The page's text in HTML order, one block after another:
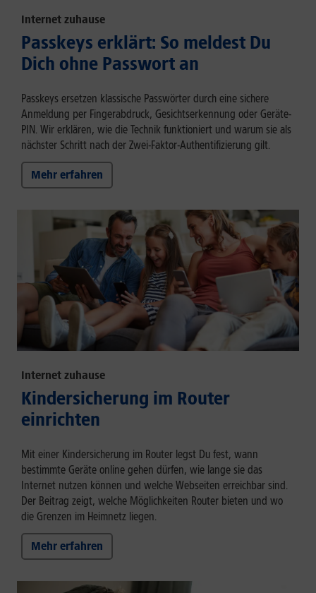
Internet zuhause
Passkeys erklärt: So meldest Du
Dich ohne Passwort an
Passkeys ersetzen klassische Passwörter durch eine sichere
Anmeldung per Fingerabdruck, Gesichtserkennung oder Geräte-
PIN. Wir erklären, wie die Technik funktioniert und warum sie als
nächster Schritt nach der Zwei-Faktor-Authentifizierung gilt.
Mehr erfahren
Internet zuhause
Kindersicherung im Router
einrichten
Mit einer Kindersicherung im Router legst Du fest, wann
bestimmte Geräte online gehen dürfen, wie lange sie das
Internet nutzen können und welche Webseiten erreichbar sind.
Der Beitrag zeigt, welche Möglichkeiten Router bieten und wo
die Grenzen im Heimnetz liegen.
Mehr erfahren